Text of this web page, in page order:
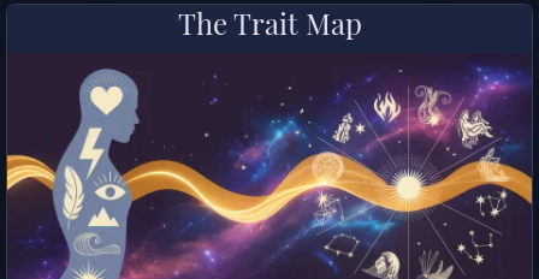
The Trait Map